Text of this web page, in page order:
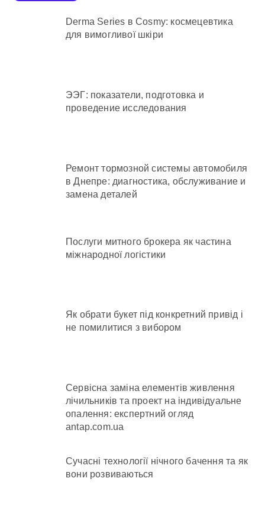
Derma Series в Cosmy: космецевтика
для вимогливої шкіри
ЭЭГ: показатели, подготовка и
проведение исследования
Ремонт тормозной системы автомобиля
в Днепре: диагностика, обслуживание и
замена деталей
Послуги митного брокера як частина
міжнародної логістики
Як обрати букет під конкретний привід і
не помилитися з вибором
Сервісна заміна елементів живлення
лічильників та проект на індивідуальне
опалення: експертний огляд
antap.com.ua
Сучасні технології нічного бачення та як
вони розвиваються